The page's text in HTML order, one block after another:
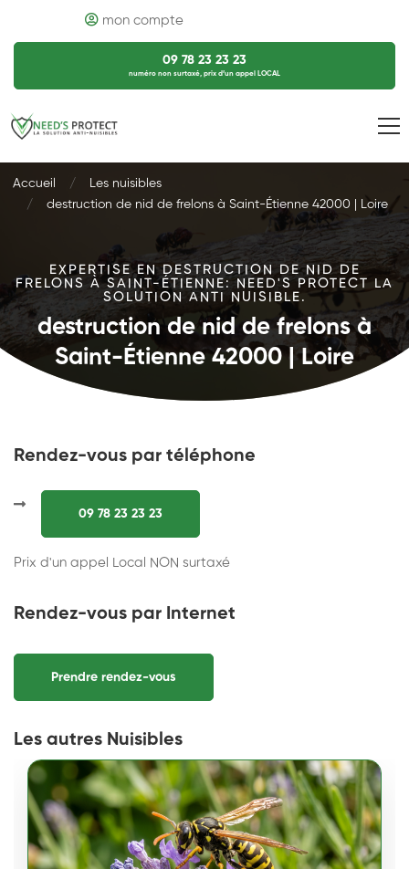
mon compte
09 78 23 23 23
numéro non surtaxé, prix d’un appel LOCAL
Accueil
Les nuisibles
destruction de nid de frelons à Saint-Étienne 42000 | Loire
EXPERTISE EN DESTRUCTION DE NID DE
FRELONS À SAINT-ÉTIENNE: NEED'S PROTECT LA
SOLUTION ANTI NUISIBLE.
destruction de nid de frelons à
Saint-Étienne 42000 | Loire
Rendez-vous par téléphone
09 78 23 23 23
Prix d'un appel Local NON surtaxé
Rendez-vous par Internet
Prendre rendez-vous
Les autres Nuisibles